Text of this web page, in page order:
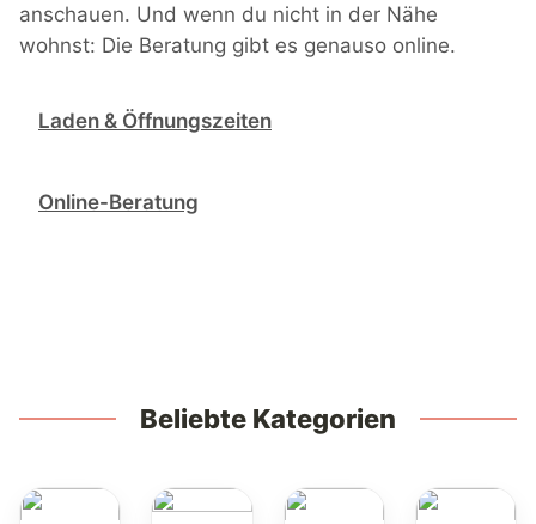
anschauen. Und wenn du nicht in der Nähe
wohnst: Die Beratung gibt es genauso online.
Laden & Öffnungszeiten
Online-Beratung
Beliebte Kategorien